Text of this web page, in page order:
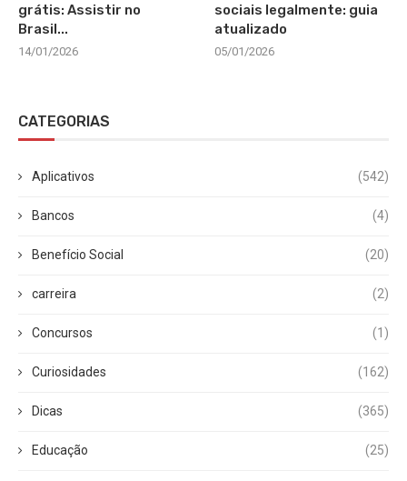
grátis: Assistir no
Brasil...
14/01/2026
sociais legalmente: guia
atualizado
05/01/2026
CATEGORIAS
Aplicativos (542)
Bancos (4)
Benefício Social (20)
carreira (2)
Concursos (1)
Curiosidades (162)
Dicas (365)
Educação (25)